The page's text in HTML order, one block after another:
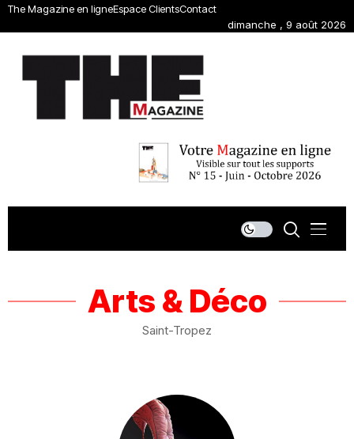
The Magazine en ligneEspace ClientsContact
dimanche , 9 août 2026
Arts & Déco
Saint-Tropez